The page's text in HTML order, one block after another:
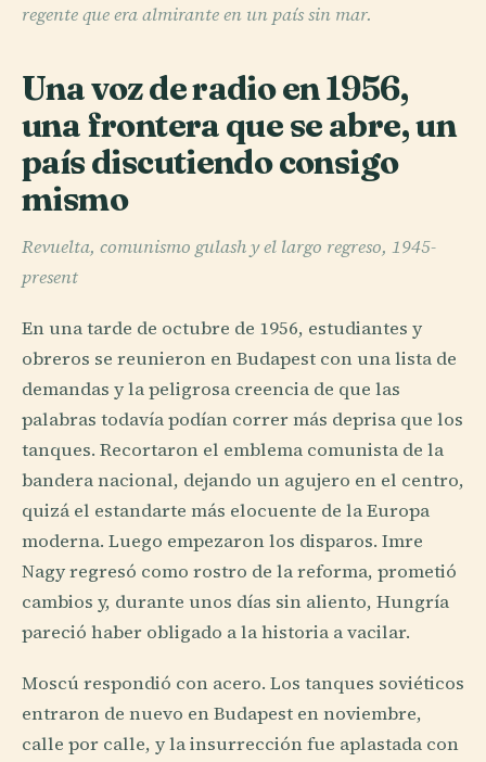
regente que era almirante en un país sin mar.
Una voz de radio en 1956,
una frontera que se abre, un
país discutiendo consigo
mismo
Revuelta, comunismo gulash y el largo regreso, 1945-
present
En una tarde de octubre de 1956, estudiantes y
obreros se reunieron en Budapest con una lista de
demandas y la peligrosa creencia de que las
palabras todavía podían correr más deprisa que los
tanques. Recortaron el emblema comunista de la
bandera nacional, dejando un agujero en el centro,
quizá el estandarte más elocuente de la Europa
moderna. Luego empezaron los disparos. Imre
Nagy regresó como rostro de la reforma, prometió
cambios y, durante unos días sin aliento, Hungría
pareció haber obligado a la historia a vacilar.
Moscú respondió con acero. Los tanques soviéticos
entraron de nuevo en Budapest en noviembre,
calle por calle, y la insurrección fue aplastada con